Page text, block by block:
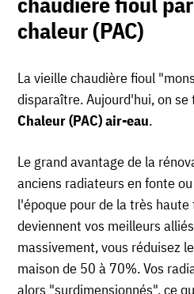
chaleur (PAC)
La vieille chaudière fioul
disparaître. Aujourd'hui, on se
Chaleur (PAC) air-eau.
Le grand avantage de la
anciens radiateurs en fonte
l'époque pour de la très
deviennent vos meilleurs
massivement, vous réduisez
maison de 50 à 70%. Vos
alors "surdimensionnés", ce